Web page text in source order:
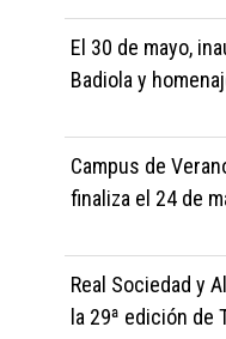
El 30 de mayo,
Badiola y
Campus de
finaliza el 24 de
Real Sociedad y
la 29ª edición de